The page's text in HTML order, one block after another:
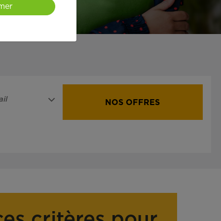
NOS OFFRES